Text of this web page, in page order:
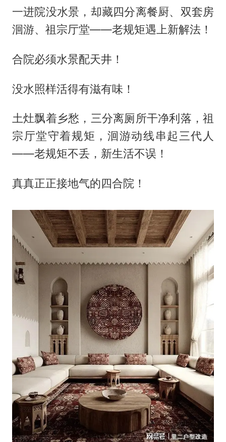
一进院没水景，却藏四分离餐厨、双套房
洄游、祖宗厅堂——老规矩遇上新解法！
合院必须水景配天井！
没水照样活得有滋有味！
土灶飘着乡愁，三分离厕所干净利落，祖
宗厅堂守着规矩，洄游动线串起三代人
——老规矩不丢，新生活不误！
真真正正接地气的四合院！